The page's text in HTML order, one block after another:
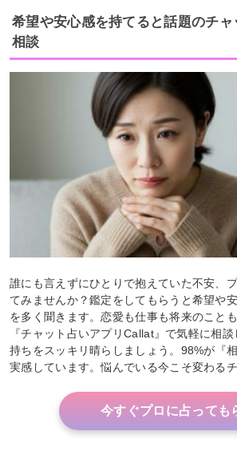
希望や安心感を持てると話題のチ
相談
誰にも言えずにひとりで抱えていた不安、
てみませんか？鑑定をしてもらうと希望や
を多く聞きます。恋愛も仕事も将来のこと
『チャット占いアプリCallat』で気軽に相
持ちをスッキリ晴らしましょう。98%が『
実感しています。悩んでいる今こそ変わるチ
今すぐプロに占っても